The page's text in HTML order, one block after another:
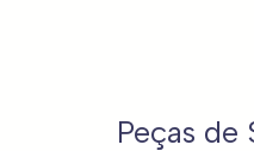
Peças de